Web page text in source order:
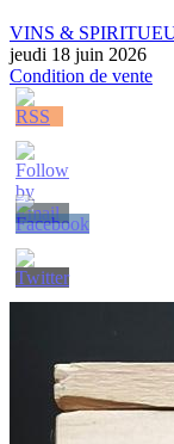
VINS &
jeudi 18 juin 2026
Condition de vente